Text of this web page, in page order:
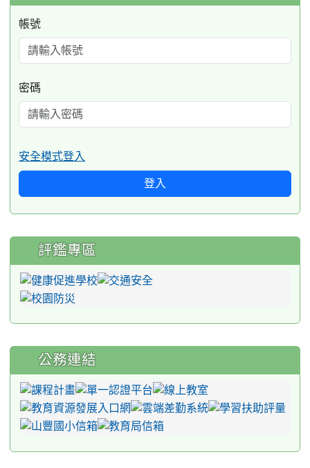
帳號
密碼
安全模式登入
登入
評鑑專區
公務連結